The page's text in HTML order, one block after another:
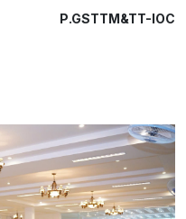
P.GSTTM&TT-IOC